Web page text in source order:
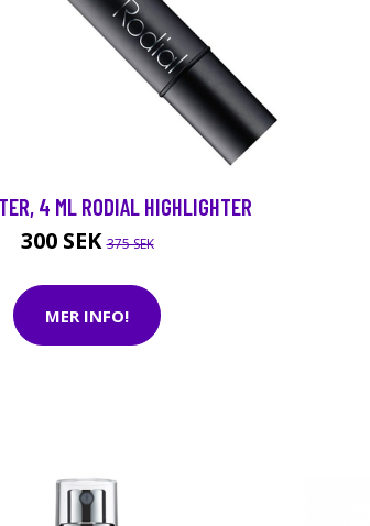
4 ML RODIAL HIGHLIGHTER
300 SEK375 SEK
MER INFO!